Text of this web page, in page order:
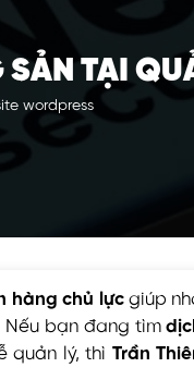
SẢN TẠI
wordpress
hàng chủ lựcgiúp
Nếu bạn đang tìm
quản lý, thì Trần